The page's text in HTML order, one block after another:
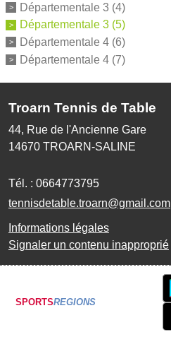
Départementale 3 (4)
Départementale 3 (5)
Départementale 4 (6)
Départementale 4 (7)
Troarn Tennis de Table
44, Rue de l'Ancienne Gare
14670 TROARN-SALINE
Tél. : 0664773795
tennisdetable.troarn@gmail.com
Informations légales
Signaler un contenu inapproprié
SPORTSREGIONS